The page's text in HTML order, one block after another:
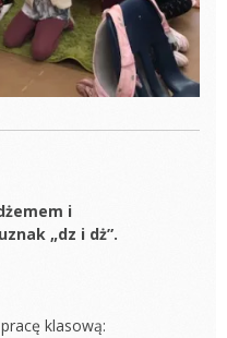
i
„dz i dż”.
klasową: